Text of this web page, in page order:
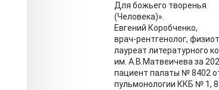
Для божьего творенья
(Человека)».
Евгений Коробченко,
врач-рентгенолог,
лауреат литературного
им. А.В.Матвеичева за
пациент палаты № 8402
пульмонологии ККБ № 1,